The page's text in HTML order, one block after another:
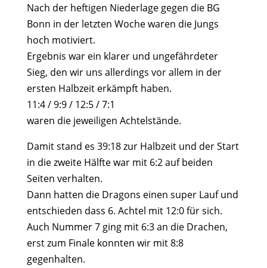
Nach der heftigen Niederlage gegen die BG
Bonn in der letzten Woche waren die Jungs
hoch motiviert.
Ergebnis war ein klarer und ungefährdeter
Sieg, den wir uns allerdings vor allem in der
ersten Halbzeit erkämpft haben.
11:4 / 9:9 / 12:5 / 7:1
waren die jeweiligen Achtelstände.
Damit stand es 39:18 zur Halbzeit und der Start
in die zweite Hälfte war mit 6:2 auf beiden
Seiten verhalten.
Dann hatten die Dragons einen super Lauf und
entschieden dass 6. Achtel mit 12:0 für sich.
Auch Nummer 7 ging mit 6:3 an die Drachen,
erst zum Finale konnten wir mit 8:8
gegenhalten.